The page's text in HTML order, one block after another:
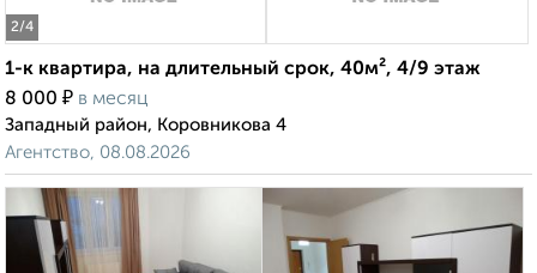
2/4
1-к квартира, на длительный срок, 40м², 4/9 этаж
8 000 ₽ в месяц
Западный район, Коровникова 4
Агентство, 08.08.2026